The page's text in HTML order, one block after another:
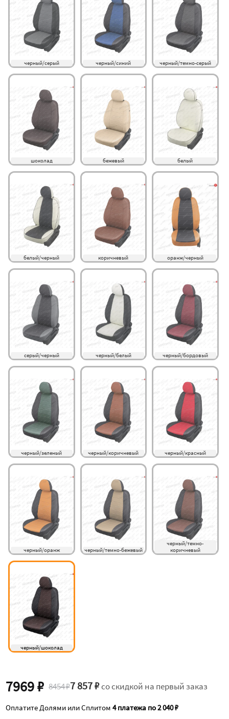
черный/серый черный/синий черный/темно-серый
шоколад бежевый белый
белый/черный коричневый оранж/черный
серый/черный черный/белый черный/бордовый
черный/зеленый черный/коричневый черный/красный
черный/оранж черный/темно-бежевый
черный/темно-
коричневый
черный/шоколад
7969 ₽ 8454 ₽7 857 ₽со скидкой на первый заказ
Оплатите Долями или Сплитом4 платежа по 2 040 ₽